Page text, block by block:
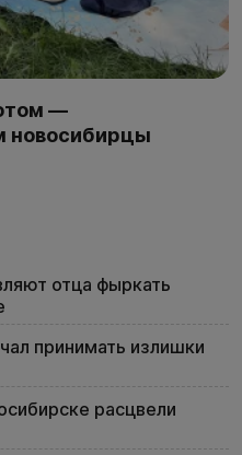
—
новосибирцы
отца фыркать
принимать излишки
расцвели